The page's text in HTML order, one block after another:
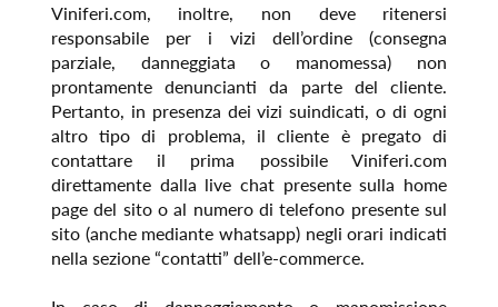
Viniferi.com, inoltre, non deve ritenersi
responsabile per i vizi dell’ordine (consegna
parziale, danneggiata o manomessa) non
prontamente denuncianti da parte del cliente.
Pertanto, in presenza dei vizi suindicati, o di ogni
altro tipo di problema, il cliente è pregato di
contattare il prima possibile Viniferi.com
direttamente dalla live chat presente sulla home
page del sito o al numero di telefono presente sul
sito (anche mediante whatsapp) negli orari indicati
nella sezione “contatti” dell’e-commerce.